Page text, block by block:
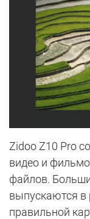
Zidoo Z10 Pro
видео и
файлов.
выпускаются в
правильной